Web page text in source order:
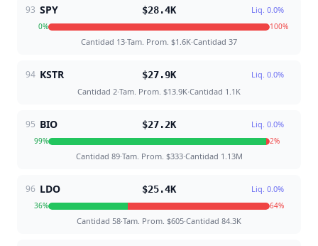
93 SPY $28.4K Liq. 0.0%
0% 100%
Cantidad 13·Tam. Prom. $1.6K·Cantidad 37
94 KSTR $27.9K Liq. 0.0%
Cantidad 2·Tam. Prom. $13.9K·Cantidad 1.1K
95 BIO $27.2K Liq. 0.0%
99% 2%
Cantidad 89·Tam. Prom. $333·Cantidad 1.13M
96 LDO $25.4K Liq. 0.0%
36% 64%
Cantidad 58·Tam. Prom. $605·Cantidad 84.3K